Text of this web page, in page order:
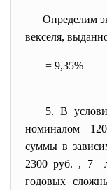
Определим
векселя,
= 9,35%
5. В
номиналом
суммы в
2300 руб. , 7
годовых